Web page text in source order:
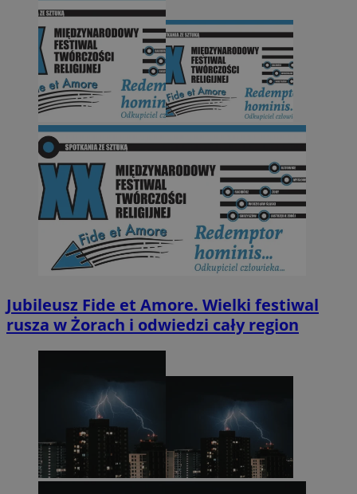
Jubileusz Fide et Amore. Wielki festiwal
rusza w Żorach i odwiedzi cały region